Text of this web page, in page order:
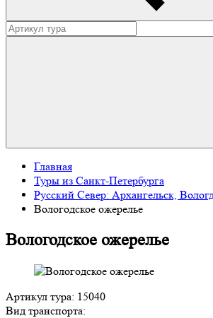
Главная
Туры из Санкт-Петербурга
Русский Север: Архангельск,
Вологодское ожерелье
Вологодское ожерелье
Артикул тура: 15040
Вид транспорта: